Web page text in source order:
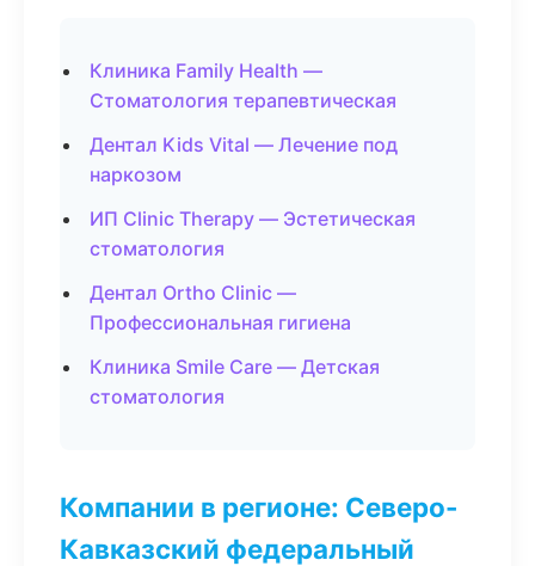
Клиника Family Health —
Стоматология терапевтическая
Дентал Kids Vital — Лечение под
наркозом
ИП Clinic Therapy — Эстетическая
стоматология
Дентал Ortho Clinic —
Профессиональная гигиена
Клиника Smile Care — Детская
стоматология
Компании в регионе: Северо-
Кавказский федеральный